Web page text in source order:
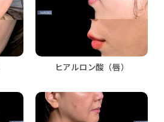
ヒアルロン酸（唇）